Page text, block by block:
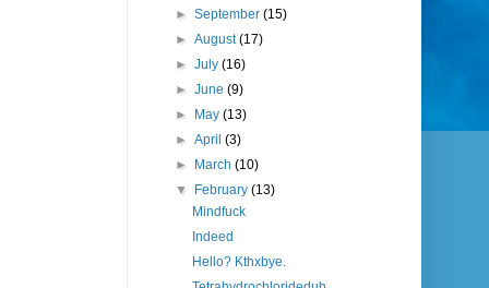
►September(15)
►August(17)
►July(16)
►June(9)
►
May(13)
►April(3)
►
March(10)
▼
February(13)
Mindfuck
Indeed
Hello? Kthxbye.